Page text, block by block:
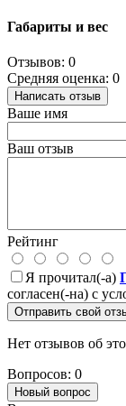
Габариты и вес
Отзывов: 0
Средняя оценка: 0
Написать отзыв
Ваше имя
Ваш отзыв
Рейтинг
Я прочитал(-а)
согласен(-на) с
Отправить свой
Нет отзывов об
Вопросов: 0
Новый вопрос